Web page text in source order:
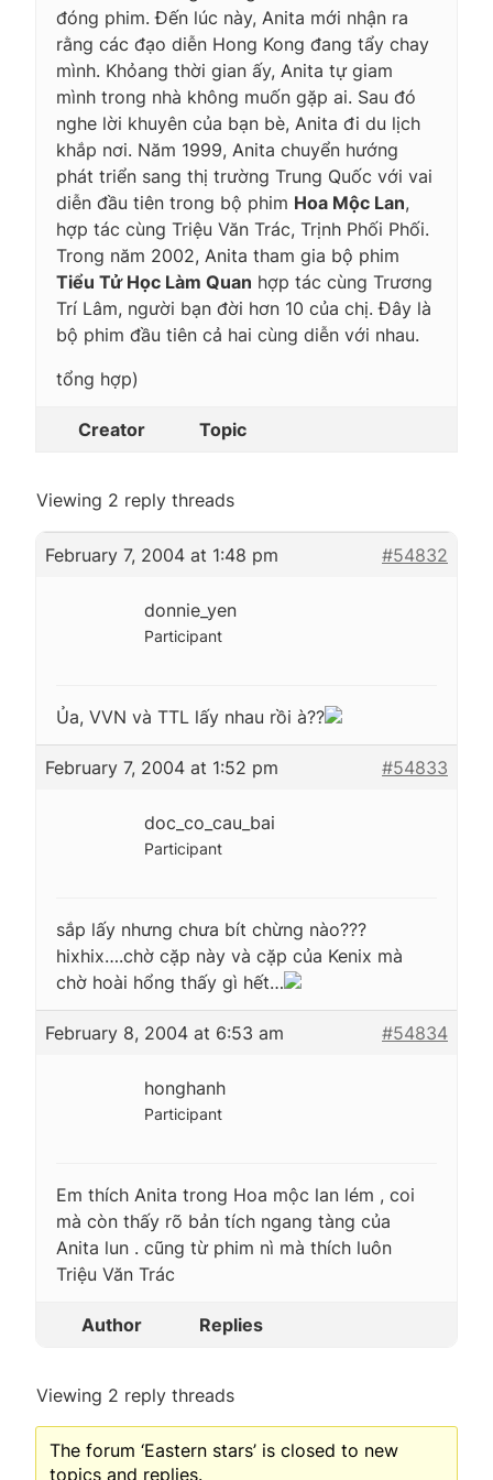
đóng phim. Đến lúc này, Anita mới nhận ra
rằng các đạo diễn Hong Kong đang tẩy chay
mình. Khỏang thời gian ấy, Anita tự giam
mình trong nhà không muốn gặp ai. Sau đó
nghe lời khuyên của bạn bè, Anita đi du lịch
khắp nơi. Năm 1999, Anita chuyển hướng
phát triển sang thị trường Trung Quốc với vai
diễn đầu tiên trong bộ phim Hoa Mộc Lan,
hợp tác cùng Triệu Văn Trác, Trịnh Phối Phối.
Trong năm 2002, Anita tham gia bộ phim
Tiểu Tử Học Làm Quan hợp tác cùng Trương
Trí Lâm, người bạn đời hơn 10 của chị. Đây là
bộ phim đầu tiên cả hai cùng diễn với nhau.
tổng hợp)
Creator Topic
Viewing 2 reply threads
February 7, 2004 at 1:48 pm #54832
donnie_yen
Participant
Ủa, VVN và TTL lấy nhau rồi à??
February 7, 2004 at 1:52 pm #54833
doc_co_cau_bai
Participant
sắp lấy nhưng chưa bít chừng nào???
hixhix….chờ cặp này và cặp của Kenix mà
chờ hoài hổng thấy gì hết…
February 8, 2004 at 6:53 am #54834
honghanh
Participant
Em thích Anita trong Hoa mộc lan lém , coi
mà còn thấy rõ bản tích ngang tàng của
Anita lun . cũng từ phim nì mà thích luôn
Triệu Văn Trác
Author Replies
Viewing 2 reply threads
The forum ‘Eastern stars’ is closed to new
topics and replies.